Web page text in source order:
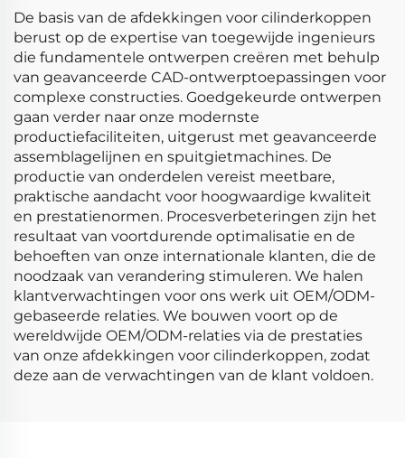
De basis van de afdekkingen voor cilinderkoppen
berust op de expertise van toegewijde ingenieurs
die fundamentele ontwerpen creëren met behulp
van geavanceerde CAD-ontwerptoepassingen voor
complexe constructies. Goedgekeurde ontwerpen
gaan verder naar onze modernste
productiefaciliteiten, uitgerust met geavanceerde
assemblagelijnen en spuitgietmachines. De
productie van onderdelen vereist meetbare,
praktische aandacht voor hoogwaardige kwaliteit
en prestatienormen. Procesverbeteringen zijn het
resultaat van voortdurende optimalisatie en de
behoeften van onze internationale klanten, die de
noodzaak van verandering stimuleren. We halen
klantverwachtingen voor ons werk uit OEM/ODM-
gebaseerde relaties. We bouwen voort op de
wereldwijde OEM/ODM-relaties via de prestaties
van onze afdekkingen voor cilinderkoppen, zodat
deze aan de verwachtingen van de klant voldoen.